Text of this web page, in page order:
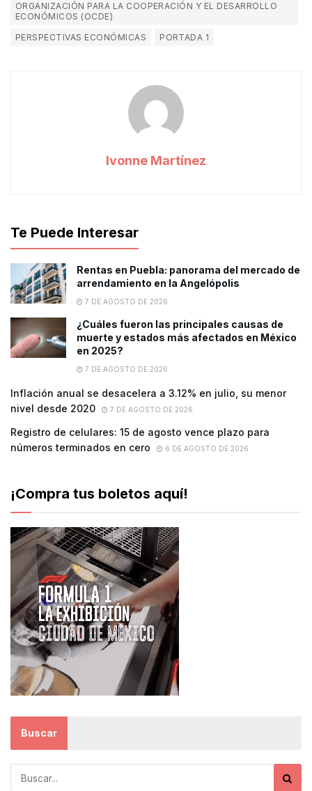
ORGANIZACIÓN PARA LA COOPERACIÓN Y EL DESARROLLO
ECONÓMICOS (OCDE)
PERSPECTIVAS ECONÓMICAS
PORTADA 1
Ivonne Martínez
Te Puede Interesar
Rentas en Puebla: panorama del mercado de
arrendamiento en la Angelópolis
7 DE AGOSTO DE 2026
¿Cuáles fueron las principales causas de
muerte y estados más afectados en México
en 2025?
7 DE AGOSTO DE 2026
Inflación anual se desacelera a 3.12% en julio, su menor
nivel desde 2020
7 DE AGOSTO DE 2026
Registro de celulares: 15 de agosto vence plazo para
números terminados en cero
6 DE AGOSTO DE 2026
¡Compra tus boletos aquí!
Buscar